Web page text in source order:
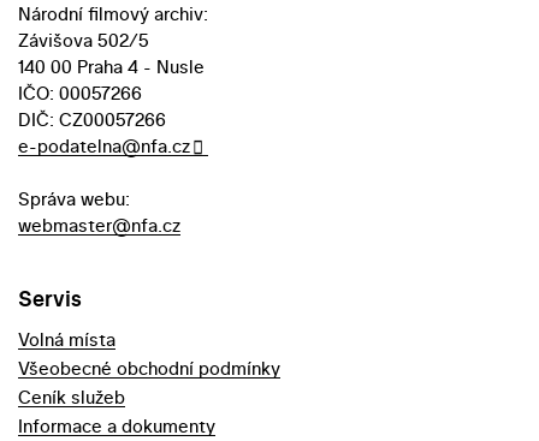
Národní filmový archiv:
Závišova 502/5
140 00 Praha 4 - Nusle
IČO: 00057266
DIČ: CZ00057266
e-podatelna@nfa.cz
Správa webu:
webmaster@nfa.cz
Servis
Volná místa
Všeobecné obchodní podmínky
Ceník služeb
Informace a dokumenty